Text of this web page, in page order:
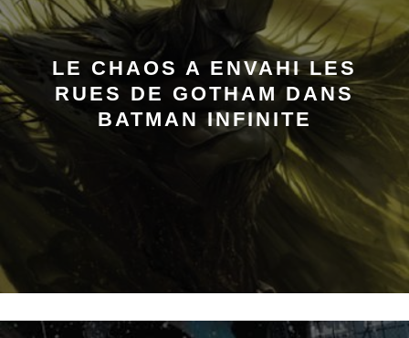
LE CHAOS A ENVAHI LES
RUES DE GOTHAM DANS
BATMAN INFINITE